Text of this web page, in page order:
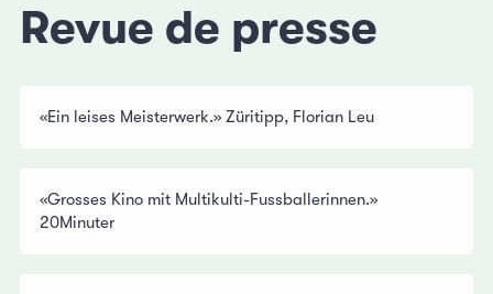
Revue de presse
«Ein leises Meisterwerk.» Züritipp, Florian Leu
«Grosses Kino mit Multikulti-Fussballerinnen.»
20Minuter